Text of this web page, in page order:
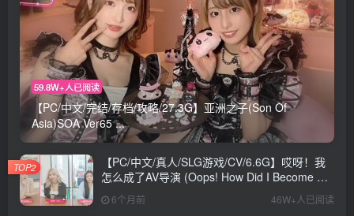
59.8W+人已阅读
【PC/中文/完结/存档/攻略/27.3G】亚洲之子(Son Of
Asia)SOA Ver65 ...
【PC/中文/真人/SLG游戏/CV/6.6G】哎呀！我
怎么成了AV导演 (Oops! How Did I Become An
AV Director?) Ver0.1.1 中文版+真人SLG游戏
+CV+6.6G
6个月前 46W+人已阅读
TOP2